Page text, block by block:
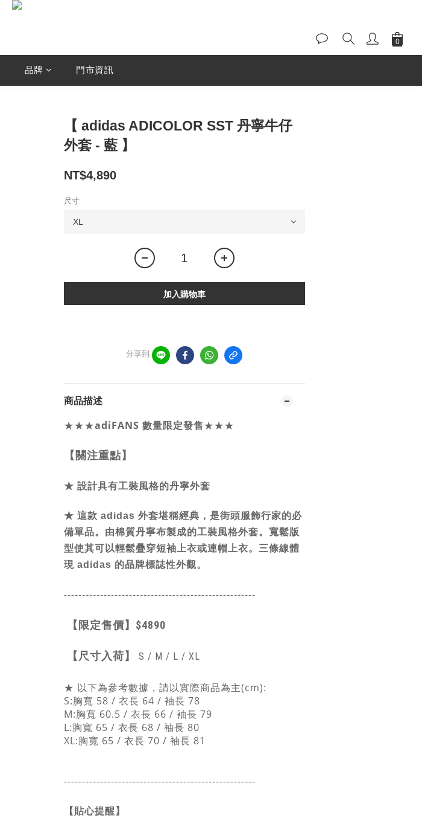
品牌 門市資訊
【 adidas ADICOLOR SST 丹寧牛仔
外套 - 藍 】
NT$4,890
尺寸
加入購物車
分享到
商品描述
★★★adiFANS 數量限定發售★★★
【關注重點】
★ 設計具有工裝風格的丹寧外套
★ 這款 adidas 外套堪稱經典，是街頭服飾行家的必
備單品。由棉質丹寧布製成的工裝風格外套。寬鬆版
型使其可以輕鬆疊穿短袖上衣或連帽上衣。三條線體
現 adidas 的品牌標誌性外觀。
-----------------------------------------------------
【限定售價】 $4890
【 尺寸入荷】 S / M / L / XL
★ 以下為參考數據，請以實際商品為主(cm):
S:胸寬 58 / 衣長 64 / 袖長 78
M:胸寬 60.5 / 衣長 66 / 袖長 79
L:胸寬 65 / 衣長 68 / 袖長 80
XL:胸寬 65 / 衣長 70 / 袖長 81
-----------------------------------------------------
【貼心提醒】